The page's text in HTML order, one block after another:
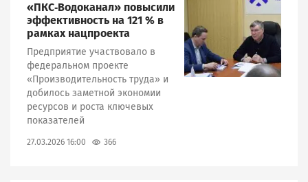
«ПКС‑Водоканал» повысили
эффективность на 121 % в
рамках нацпроекта
Предприятие участвовало в
федеральном проекте
«Производительность труда» и
добилось заметной экономии
ресурсов и роста ключевых
показателей
27.03.2026 16:00 366